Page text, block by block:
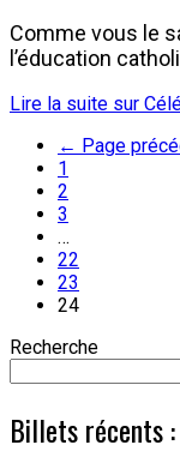
Comme vous le
l’éducation
Lire la suite sur
← Page
1
2
3
…
22
23
24
Recherche
Billets récents :